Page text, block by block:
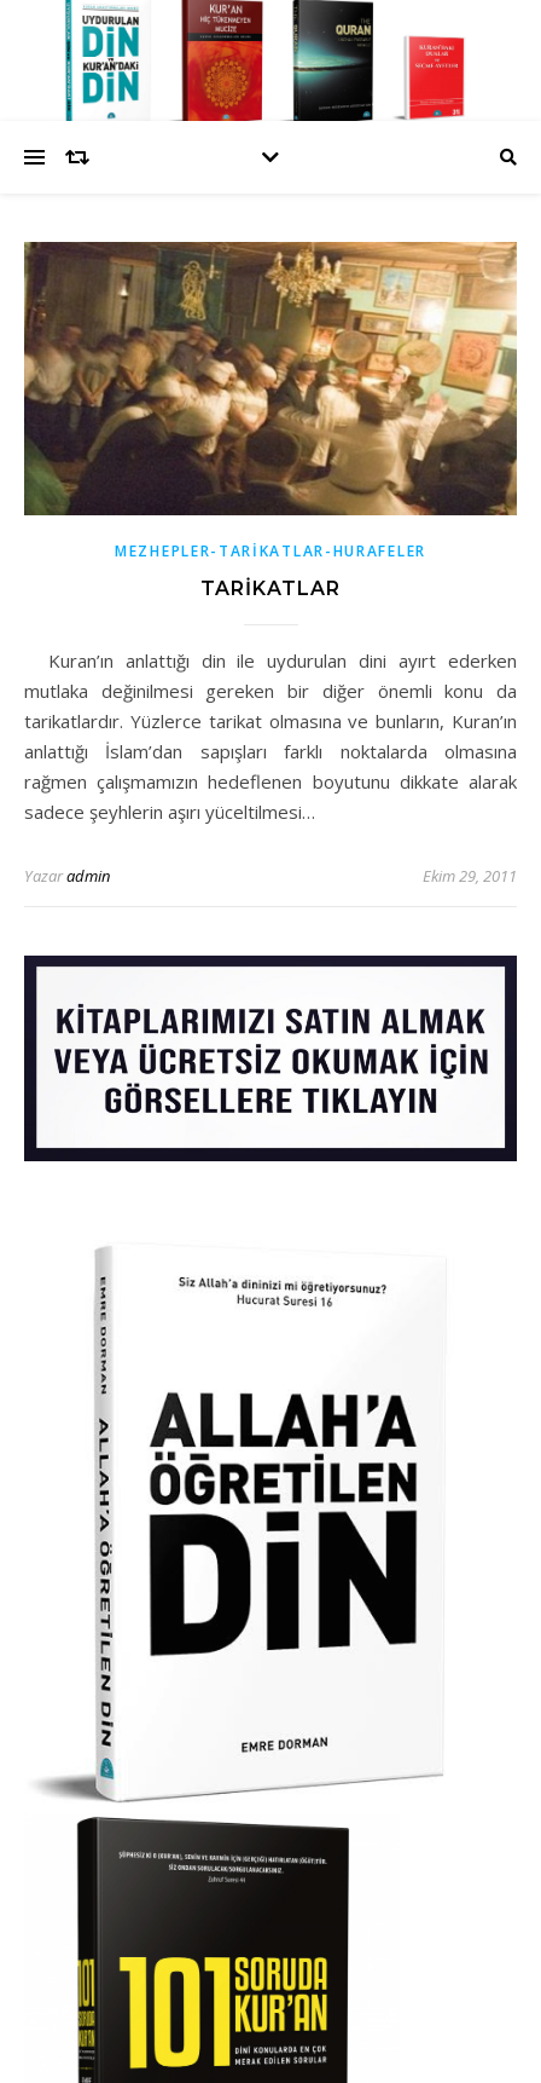
MEZHEPLER-TARİKATLAR-HURAFELER
TARİKATLAR
Kuran’ın anlattığı din ile uydurulan dini ayırt ederken
mutlaka değinilmesi gereken bir diğer önemli konu da
tarikatlardır. Yüzlerce tarikat olmasına ve bunların, Kuran’ın
anlattığı İslam’dan sapışları farklı noktalarda olmasına
rağmen çalışmamızın hedeflenen boyutunu dikkate alarak
sadece şeyhlerin aşırı yüceltilmesi…
Yazaradmin Ekim 29, 2011